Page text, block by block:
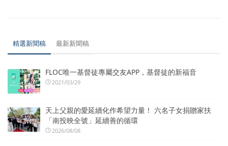
精選新聞稿 最新新聞稿
FLOC唯一基督徒專屬交友APP，基督徒的新福音
2021/03/29
天上父親的愛延續化作希望力量！ 六名子女捐贈家扶
「南投映全號」延續善的循環
2026/08/08